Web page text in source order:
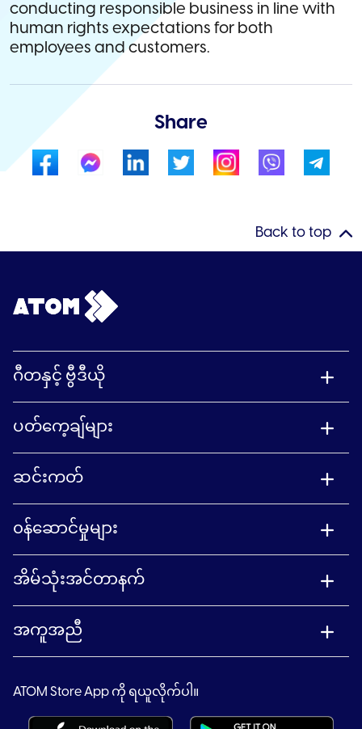
conducting responsible business in line with
human rights expectations for both
employees and customers.
Share
Back to top
ဂီတနှင့် ဗွီဒီယို
ပတ်ကေ့ချ်များ
ဆင်းကတ်
၀န်ဆောင်မှုများ
အိမ်သုံးအင်တာနက်
အကူအညီ
ATOM Store App ကို ရယူလိုက်ပါ။